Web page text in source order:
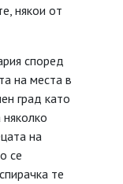
някои от
според
на места в
град като
на
се
те